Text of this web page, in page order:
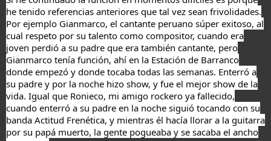
he tenido referencias anteriores que tal vez sean frivolidades.
Por ejemplo Gianmarco, el cantante peruano súper exitoso, al
cual respeto por su talento como compositor, cuando era
joven perdió a su padre que era también cantante, pero
Gianmarco tenía función, ahí en la Estación de Barranco
donde empezó y donde tocaba todas las semanas. Enterró a
su padre y por la noche hizo show, y fue el mejor show de la
vida. Igual que Ronieco, mi amigo rockero ya fallecido,
cuando enterró a su padre en la noche siguió tocando con su
banda Actitud Frenética, y mientras él hacía llorar a la guitarra
por su papá muerto, la gente pogueaba y se sacaba el ancho